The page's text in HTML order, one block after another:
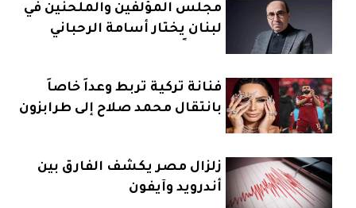
مجلس المؤلفين والملحنين في
لبنان يختار أسامة الرحباني
فنانة تركية تربط وعداً خاصاً
بانتقال محمد صلاح إلى طرابزون
زلزال مصر يكشف الفارق بين
أندرويد وآيفون